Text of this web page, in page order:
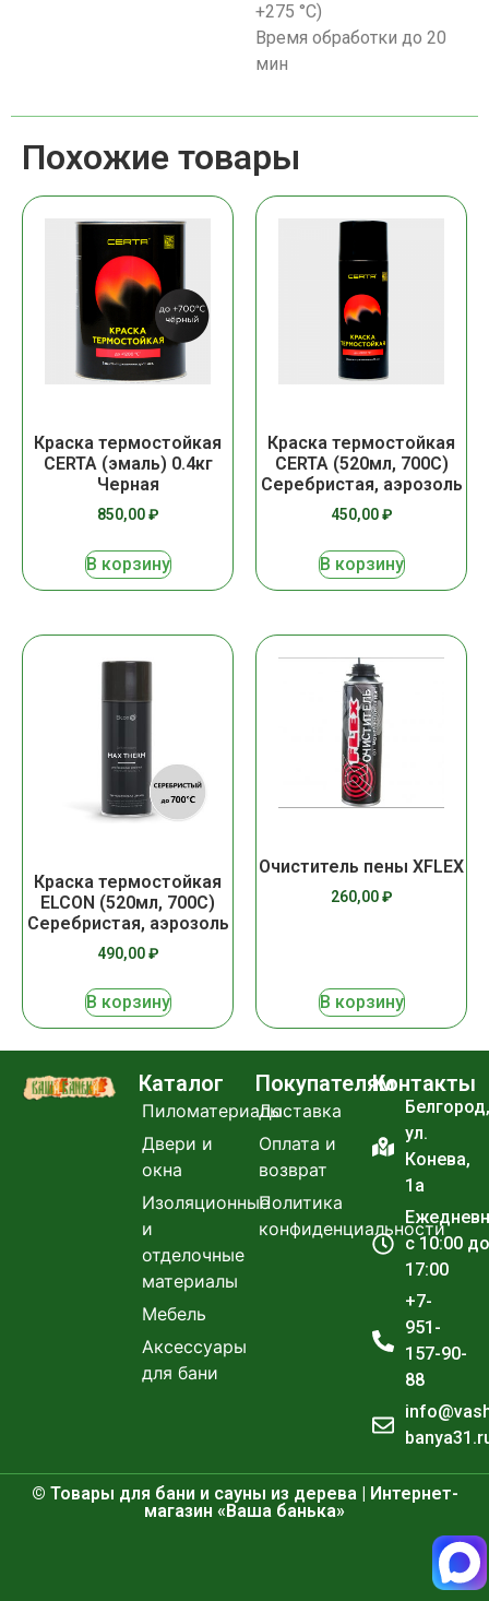
+275 °С)
Время обработки до 20
мин
Похожие товары
Краска термостойкая
CERTA (эмаль) 0.4кг
Черная
850,00₽
В корзину
Краска термостойкая
CERTA (520мл, 700С)
Серебристая, аэрозоль
450,00₽
В корзину
Краска термостойкая
ELCON (520мл, 700С)
Серебристая, аэрозоль
490,00₽
В корзину
Очиститель пены XFLEX
260,00₽
В корзину
Каталог
Пиломатериалы
Двери и
окна
Изоляционные
и
отделочные
материалы
Мебель
Аксессуары
для бани
Покупателям
Доставка
Оплата и
возврат
Политика
конфиденциальности
Контакты
Белгород,
ул.
Конева,
1а
с 10:00 до
17:00
+7-
951-
157-90-
88
© Товары для бани и сауны из дерева | Интернет-
магазин «Ваша банька»